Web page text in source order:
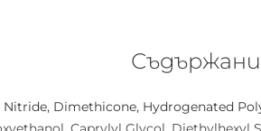
Nitride, Dimethicone, Hydrogenated